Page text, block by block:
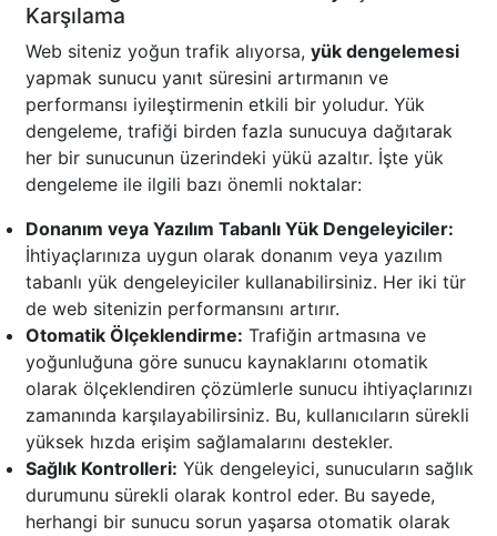
Karşılama
Web siteniz yoğun trafik alıyorsa, yük dengelemesi
yapmak sunucu yanıt süresini artırmanın ve
performansı iyileştirmenin etkili bir yoludur. Yük
dengeleme, trafiği birden fazla sunucuya dağıtarak
her bir sunucunun üzerindeki yükü azaltır. İşte yük
dengeleme ile ilgili bazı önemli noktalar:
Donanım veya Yazılım Tabanlı Yük Dengeleyiciler:
İhtiyaçlarınıza uygun olarak donanım veya yazılım
tabanlı yük dengeleyiciler kullanabilirsiniz. Her iki tür
de web sitenizin performansını artırır.
Otomatik Ölçeklendirme: Trafiğin artmasına ve
yoğunluğuna göre sunucu kaynaklarını otomatik
olarak ölçeklendiren çözümlerle sunucu ihtiyaçlarınızı
zamanında karşılayabilirsiniz. Bu, kullanıcıların sürekli
yüksek hızda erişim sağlamalarını destekler.
Sağlık Kontrolleri: Yük dengeleyici, sunucuların sağlık
durumunu sürekli olarak kontrol eder. Bu sayede,
herhangi bir sunucu sorun yaşarsa otomatik olarak